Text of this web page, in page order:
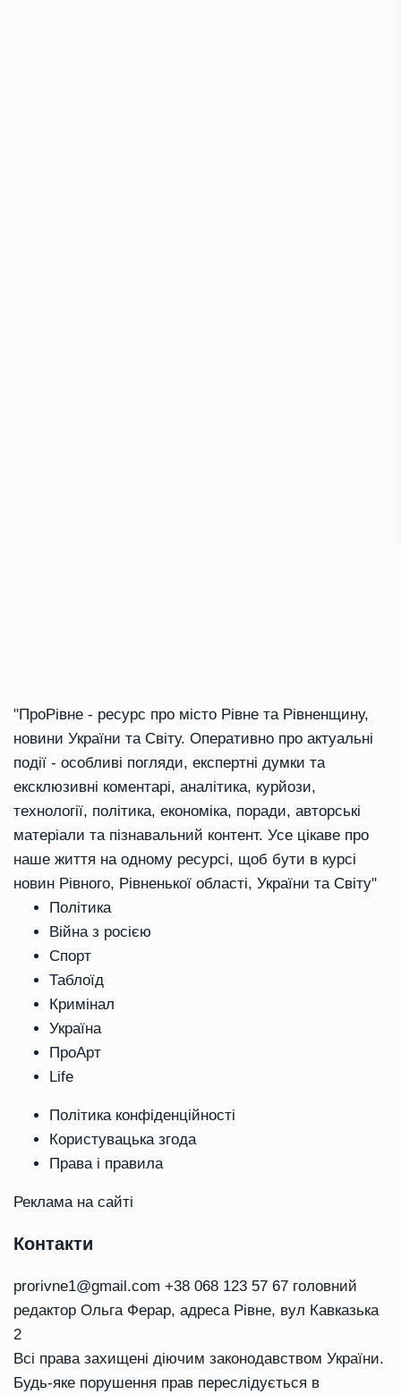
"ПроРівне - ресурс про місто Рівне та Рівненщину,
новини України та Світу. Оперативно про актуальні
події - особливі погляди, експертні думки та
ексклюзивні коментарі, аналітика, курйози,
технології, політика, економіка, поради, авторські
матеріали та пізнавальний контент. Усе цікаве про
наше життя на одному ресурсі, щоб бути в курсі
новин Рівного, Рівненької області, України та Світу"
Політика
Війна з росією
Спорт
Таблоїд
Кримінал
Україна
ПроАрт
Life
Політика конфіденційності
Користувацька згода
Права і правила
Реклама на сайті
Контакти
prorivne1@gmail.com +38 068 123 57 67 головний
редактор Ольга Ферар, адреса Рівне, вул Кавказька
2
Всі права захищені діючим законодавством України.
Будь-яке порушення прав переслідується в